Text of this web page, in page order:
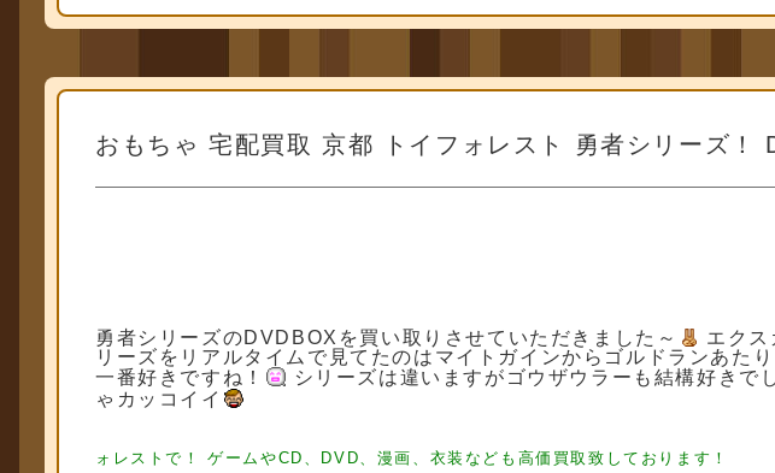
おもちゃ 宅配買取 京都 トイフォレスト 勇者シリーズ！
勇者シリーズのDVDBOXを買い取りさせていただきました～ エクス
リーズをリアルタイムで見てたのはマイトガインからゴルドランあた
一番好きですね！
シリーズは違いますがゴウザウラーも結構好きで
ゃカッコイイ
ォレストで！ ゲームやCD、DVD、漫画、衣装なども高価買取致しております！